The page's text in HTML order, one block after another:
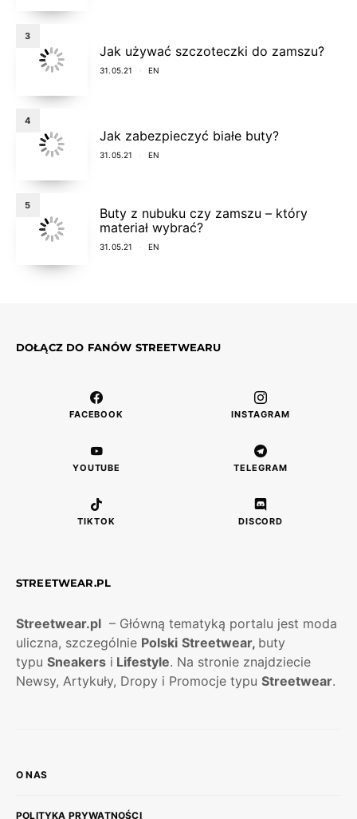
3
Jak używać szczoteczki do zamszu?
31.05.21 EN
4
Jak zabezpieczyć białe buty?
31.05.21 EN
5
Buty z nubuku czy zamszu – który
materiał wybrać?
31.05.21 EN
DOŁĄCZ DO FANÓW STREETWEARU
FACEBOOK INSTAGRAM
YOUTUBE TELEGRAM
TIKTOK DISCORD
STREETWEAR.PL
Streetwear.pl – Główną tematyką portalu jest moda
uliczna, szczególnie Polski Streetwear, buty
typu Sneakers i Lifestyle. Na stronie znajdziecie
Newsy, Artykuły, Dropy i Promocje typu Streetwear.
O NAS
POLITYKA PRYWATNOŚCI